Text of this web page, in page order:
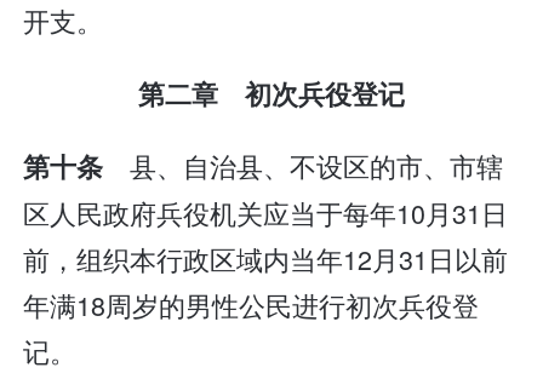
开支。
第二章 初次兵役登记
第十条县、自治县、不设区的市、市辖
区人民政府兵役机关应当于每年10月31日
前，组织本行政区域内当年12月31日以前
年满18周岁的男性公民进行初次兵役登
记。